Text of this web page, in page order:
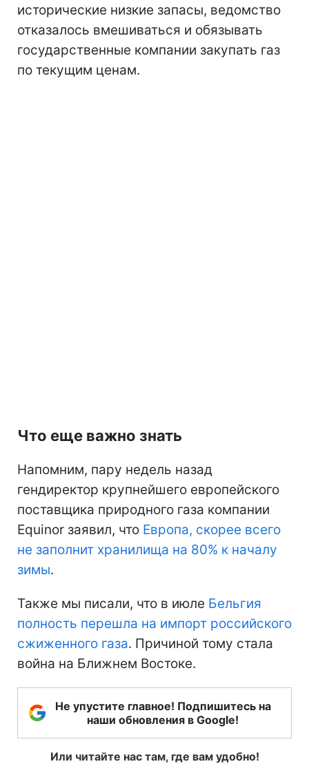
исторические низкие запасы, ведомство
отказалось вмешиваться и обязывать
государственные компании закупать газ
по текущим ценам.
Что еще важно знать
Напомним, пару недель назад
гендиректор крупнейшего европейского
поставщика природного газа компании
Equinor заявил, что Европа, скорее всего
не заполнит хранилища на 80% к началу
зимы.
Также мы писали, что в июле Бельгия
полность перешла на импорт российского
сжиженного газа. Причиной тому стала
война на Ближнем Востоке.
Не упустите главное! Подпишитесь на
наши обновления в Google!
Или читайте нас там, где вам удобно!